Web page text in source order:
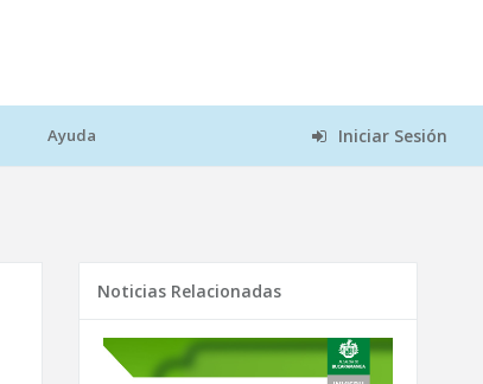
Ayuda Iniciar Sesión
Noticias Relacionadas